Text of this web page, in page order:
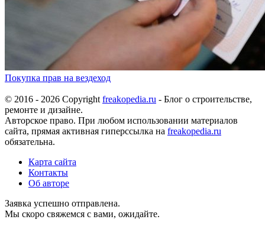
Покупка прав на вездеход
© 2016 - 2026 Copyright freakopedia.ru - Блог о строительстве,
ремонте и дизайне.
Авторское право. При любом использовании материалов
сайта, прямая активная гиперссылка на freakopedia.ru
обязательна.
Карта сайта
Контакты
Об авторе
Заявка успешно отправлена.
Мы скоро свяжемся с вами, ожидайте.